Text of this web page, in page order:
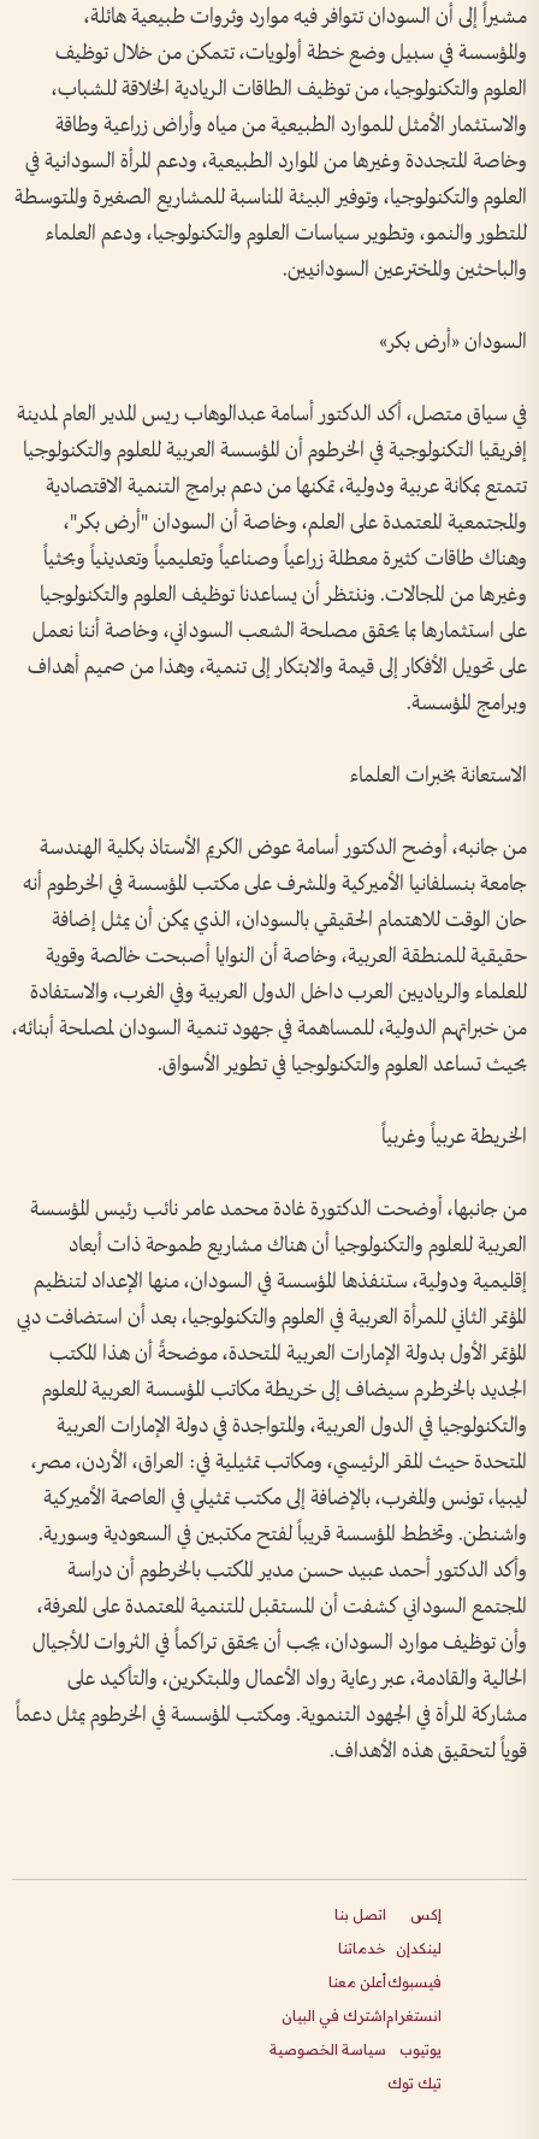
مشيراً إلى أن السودان تتوافر فيه موارد وثروات طبيعية هائلة،
والمؤسسة في سبيل وضع خطة أولويات، تتمكن من خلال توظيف
العلوم والتكنولوجيا، من توظيف الطاقات الريادية الخلاقة للشباب،
والاستثمار الأمثل للموارد الطبيعية من مياه وأراض زراعية وطاقة
وخاصة المتجددة وغيرها من الموارد الطبيعية، ودعم المرأة السودانية في
العلوم والتكنولوجيا، وتوفير البيئة المناسبة للمشاريع الصغيرة والمتوسطة
للتطور والنمو، وتطوير سياسات العلوم والتكنولوجيا، ودعم العلماء
والباحثين والمخترعين السودانيين.
السودان «أرض بكر»
في سياق متصل، أكد الدكتور أسامة عبدالوهاب ريس المدير العام لمدينة
إفريقيا التكنولوجية في الخرطوم أن المؤسسة العربية للعلوم والتكنولوجيا
تتمتع بمكانة عربية ودولية، تمكنها من دعم برامج التنمية الاقتصادية
والمجتمعية المعتمدة على العلم، وخاصة أن السودان "أرض بكر"،
وهناك طاقات كثيرة معطلة زراعياً وصناعياً وتعليمياً وتعدينياً وبحثياً
وغيرها من المجالات. وننتظر أن يساعدنا توظيف العلوم والتكنولوجيا
على استثمارها بما يحقق مصلحة الشعب السوداني، وخاصة أننا نعمل
على تحويل الأفكار إلى قيمة والابتكار إلى تنمية، وهذا من صميم أهداف
وبرامج المؤسسة.
الاستعانة بخبرات العلماء
من جانبه، أوضح الدكتور أسامة عوض الكريم الأستاذ بكلية الهندسة
جامعة بنسلفانيا الأميركية والمشرف على مكتب المؤسسة في الخرطوم أنه
حان الوقت للاهتمام الحقيقي بالسودان، الذي يمكن أن يمثل إضافة
حقيقية للمنطقة العربية، وخاصة أن النوايا أصبحت خالصة وقوية
للعلماء والرياديين العرب داخل الدول العربية وفي الغرب، والاستفادة
من خبراتهم الدولية، للمساهمة في جهود تنمية السودان لمصلحة أبنائه،
بحيث تساعد العلوم والتكنولوجيا في تطوير الأسواق.
الخريطة عربياً وغربياً
من جانبها، أوضحت الدكتورة غادة محمد عامر نائب رئيس المؤسسة
العربية للعلوم والتكنولوجيا أن هناك مشاريع طموحة ذات أبعاد
إقليمية ودولية، ستنفذها المؤسسة في السودان، منها الإعداد لتنظيم
المؤتمر الثاني للمرأة العربية في العلوم والتكنولوجيا، بعد أن استضافت دبي
المؤتمر الأول بدولة الإمارات العربية المتحدة، موضحةً أن هذا المكتب
الجديد بالخرطرم سيضاف إلى خريطة مكاتب المؤسسة العربية للعلوم
والتكنولوجيا في الدول العربية، والمتواجدة في دولة الإمارات العربية
المتحدة حيث المقر الرئيسي، ومكاتب تمثيلية في: العراق، الأردن، مصر،
ليبيا، تونس والمغرب، بالإضافة إلى مكتب تمثيلي في العاصمة الأميركية
واشنطن. وتخطط المؤسسة قريباً لفتح مكتبين في السعودية وسورية.
وأكد الدكتور أحمد عبيد حسن مدير المكتب بالخرطوم أن دراسة
المجتمع السوداني كشفت أن المستقبل للتنمية المعتمدة على المعرفة،
وأن توظيف موارد السودان، يجب أن يحقق تراكماً في الثروات للأجيال
الحالية والقادمة، عبر رعاية رواد الأعمال والمبتكرين، والتأكيد على
مشاركة المرأة في الجهود التنموية. ومكتب المؤسسة في الخرطوم يمثل دعماً
قوياً لتحقيق هذه الأهداف.
إكس
لينكدإن
فيسبوك
انستغرام
يوتيوب
تيك توك
اتصل بنا
خدماتنا
أعلن معنا
اشترك في البيان
سياسة الخصوصية